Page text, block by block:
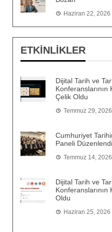
Haziran 22, 2026
ETKİNLİKLER
Dijital Tarih ve
Çelik Oldu
Temmuz 29, 2026
Cumhuriyet
Paneli Düzenlendi
Temmuz 14, 2026
Dijital Tarih ve
Oldu
Haziran 25, 2026